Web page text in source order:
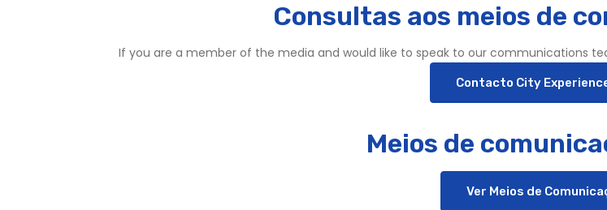
Consultas aos meios de
If you are a member of the media and would like to speak to our communications
Contacto City
Meios de
Ver Meios de